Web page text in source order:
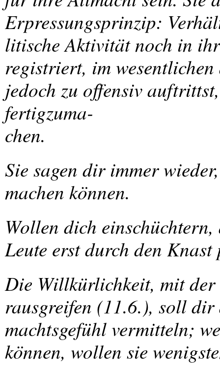
Erpressungsprinzip:
litische Aktivität noch in
registriert, im
jedoch zu offensiv
fertigzuma-
chen.
Sie sagen dir immer
machen können.
Wollen dich
Leute erst durch den
Die Willkürlichkeit, mit der
rausgreifen (11.6.), soll dir
machtsgefühl vermitteln;
können, wollen sie